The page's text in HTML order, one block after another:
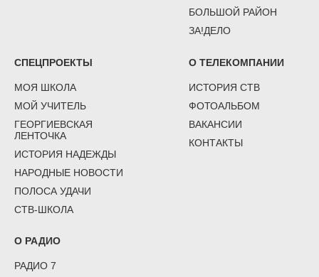
БОЛЬШОЙ РАЙОН
ЗА!ДЕЛО
СПЕЦПРОЕКТЫ
МОЯ ШКОЛА
МОЙ УЧИТЕЛЬ
ГЕОРГИЕВСКАЯ
ЛЕНТОЧКА
ИСТОРИЯ НАДЕЖДЫ
НАРОДНЫЕ НОВОСТИ
ПОЛОСА УДАЧИ
СТВ-ШКОЛА
О ТЕЛЕКОМПАНИИ
ИСТОРИЯ СТВ
ФОТОАЛЬБОМ
ВАКАНСИИ
КОНТАКТЫ
О РАДИО
РАДИО 7